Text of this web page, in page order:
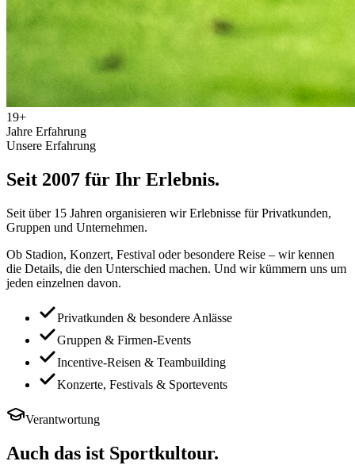
19+
Jahre Erfahrung
Unsere Erfahrung
Seit 2007 für Ihr Erlebnis.
Seit über 15 Jahren organisieren wir Erlebnisse für Privatkunden,
Gruppen und Unternehmen.
Ob Stadion, Konzert, Festival oder besondere Reise – wir kennen
die Details, die den Unterschied machen. Und wir kümmern uns um
jeden einzelnen davon.
Privatkunden & besondere Anlässe
Gruppen & Firmen-Events
Incentive-Reisen & Teambuilding
Konzerte, Festivals & Sportevents
Verantwortung
Auch das ist Sportkultour.